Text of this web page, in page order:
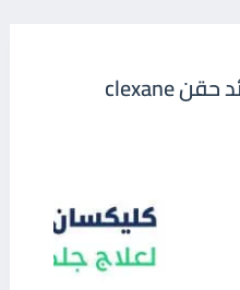
حقن كليكسان | ما فوائد حقن clexane